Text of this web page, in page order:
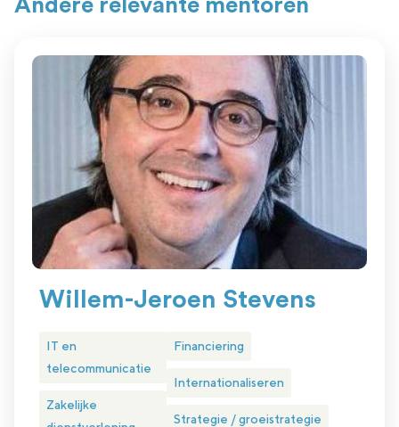
Andere relevante mentoren
Willem-Jeroen Stevens
IT en
telecommunicatie
Zakelijke
Financiering
Internationaliseren
Strategie / groeistrategie